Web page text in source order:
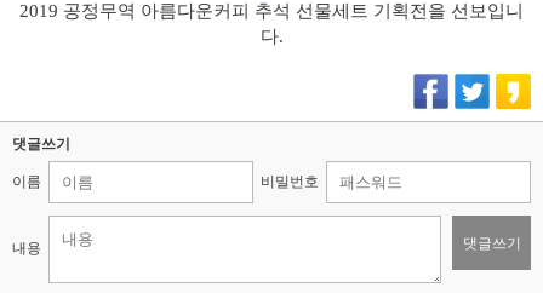
2019 공정무역 아름다운커피 추석 선물세트 기획전을 선보입니
다.
댓글쓰기
이름 비밀번호
내용 댓글쓰기